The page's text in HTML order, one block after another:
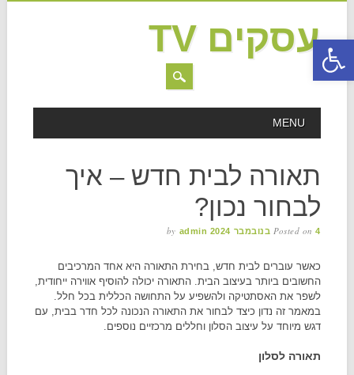
פתח סרגל נגישות
עסקים TV
MAIN MENU
MENU
תאורה לבית חדש – איך
לבחור נכון?
Posted on4 בנובמבר 2024 by admin
כאשר עוברים לבית חדש, בחירת התאורה היא אחד המרכיבים
החשובים ביותר בעיצוב הבית. התאורה יכולה להוסיף אווירה ייחודית,
לשפר את האסתטיקה ולהשפיע על התחושה הכללית בכל חלל.
במאמר זה נדון כיצד לבחור את התאורה הנכונה לכל חדר בבית, עם
דגש מיוחד על עיצוב הסלון וחללים מרכזיים נוספים.
תאורה לסלון